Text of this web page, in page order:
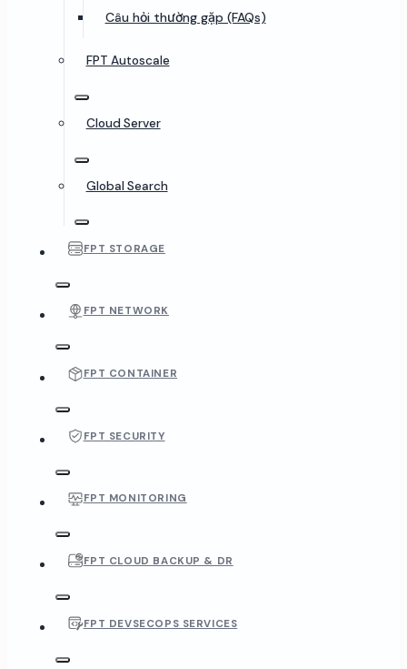
Câu hỏi thường gặp (FAQs)
FPT Autoscale
Cloud Server
Global Search
FPT STORAGE
FPT NETWORK
FPT CONTAINER
FPT SECURITY
FPT MONITORING
FPT CLOUD BACKUP & DR
FPT DEVSECOPS SERVICES